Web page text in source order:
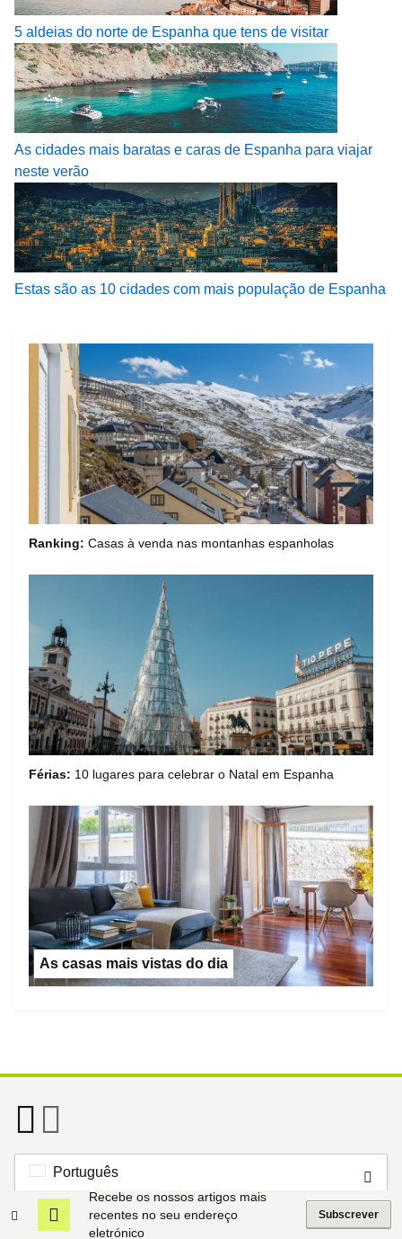
Recebe os nossos artigos mais
recentes no seu endereço
eletrónico
Subscrever
5 aldeias do norte de Espanha que tens de visitar
As cidades mais baratas e caras de Espanha para viajar
neste verão
Estas são as 10 cidades com mais população de Espanha
Ranking: Casas à venda nas montanhas espanholas
Férias: 10 lugares para celebrar o Natal em Espanha
As casas mais vistas do dia
Português
Footer
Sobre o idealista